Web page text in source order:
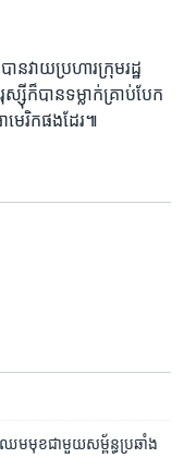
វាយ​ប្រហារ​ក្រុម​រដ្ឋ​
ស៊ី​ក៏​បាន​ទម្លាក់​គ្រាប់​បែក​
េរិក​ផង​ដែរ៕
ម​មុខ​ជាមួយ​សម្ព័ន្ធ​ប្រឆាំង​